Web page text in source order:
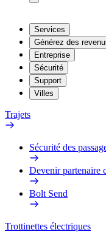
Services
Générez des
Entreprise
Sécurité
Support
Villes
Trajets
Sécurité des
Devenir partenaire
Bolt Send
Trottinettes électriques